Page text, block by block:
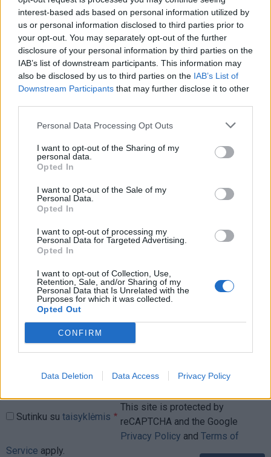
interest-based ads based on personal information utilized by
us or personal information disclosed to third parties prior to
your opt-out. You may separately opt-out of the further
disclosure of your personal information by third parties on the
IAB’s list of downstream participants. This information may
also be disclosed by us to third parties on the IAB’s List of
Downstream Participants that may further disclose it to other
Personal Data Processing Opt Outs
I want to opt-out of the Sharing of my
personal data.
Opted In
I want to opt-out of the Sale of my
Personal Data.
Opted In
I want to opt-out of processing my
Personal Data for Targeted Advertising.
Opted In
I want to opt-out of Collection, Use,
Retention, Sale, and/or Sharing of my
Personal Data that Is Unrelated with the
Purposes for which it was collected.
Opted Out
CONFIRM
Data Deletion Data Access Privacy Policy
laukė
asmik grigorian
Komentarai
Rašyti komentarą
Komentaras
Sutinku su taisyklėmis
This site is protected by
reCAPTCHA and the Google
Privacy Policy and Terms of
Service apply.